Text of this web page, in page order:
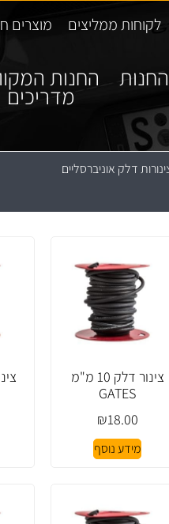
לקוחות ממליצים מוצרים
החנות החנות
מדריכים
דלק אוניברסליים
צינור דלק 10 מ"מ
GATES
₪18.00
מידע נוסף